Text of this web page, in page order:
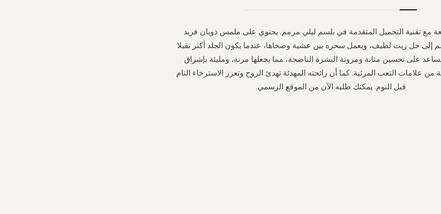
مع تقنية التجميل المتقدمة في بلسم ليلي مرمم. يحتوي على ملمس ذوبان فريد
إلى جل زيت لطيف، ويعمل سحره بين عشية وضحاها، عندما يكون الجلد أكثر تقبلا
على تحسين متانة ومرونة البشرة الناضجة، مما يجعلها مرنة، ومليئة بإشراق
من علامات التعب المرئية. كما أن رائحته المهدئة تهدئ الروح وتعزز الاسترخاء التام
قبل النوم. يمكنك طلبه الآن من الموقع الرسمي.